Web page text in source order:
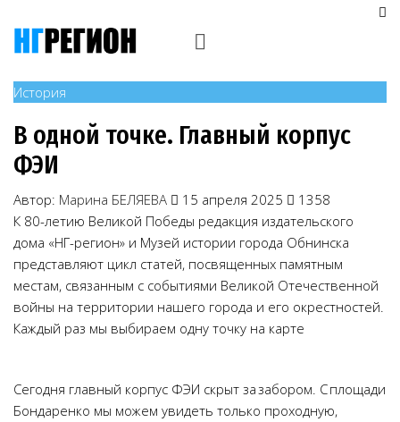
История
В одной точке. Главный корпус
ФЭИ
Автор: Марина БЕЛЯЕВА 15 апреля 2025
1358
К 80-летию Великой Победы редакция издательского
дома «НГ-регион» и Музей истории города Обнинска
представляют цикл статей, посвященных памятным
местам, связанным с событиями Великой Отечественной
войны на территории нашего города и его окрестностей.
Каждый раз мы выбираем одну точку на карте
Сегодня главный корпус ФЭИ скрыт за забором. С площади
Бондаренко мы можем увидеть только проходную,